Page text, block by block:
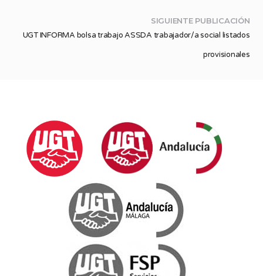
SIGUIENTE PUBLICACIÓN
UGT INFORMA bolsa trabajo ASSDA trabajador/a social listados
provisionales